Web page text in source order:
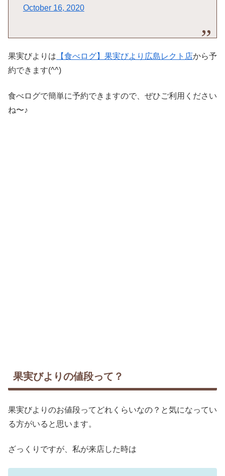
October 16, 2020
果実びよりは 【食べログ】果実びより広島レクト店から予
約できます(^^)
食べログで簡単に予約できますので、ぜひご利用ください
ね〜♪
果実びよりの値段って？
果実びよりのお値段ってどれくらいなの？と気になってい
る方がいると思います。
ざっくりですが、私が来店した時は